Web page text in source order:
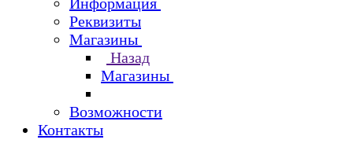
Реквизиты
Магазины
Назад
Магазины
Возможности
Контакты